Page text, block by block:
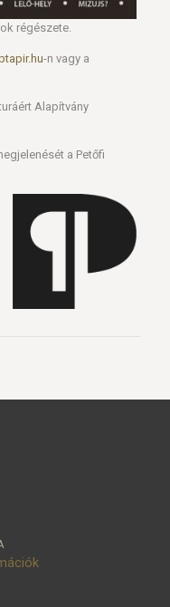
régészete.
-n vagy a
Alapítvány
a Petőfi